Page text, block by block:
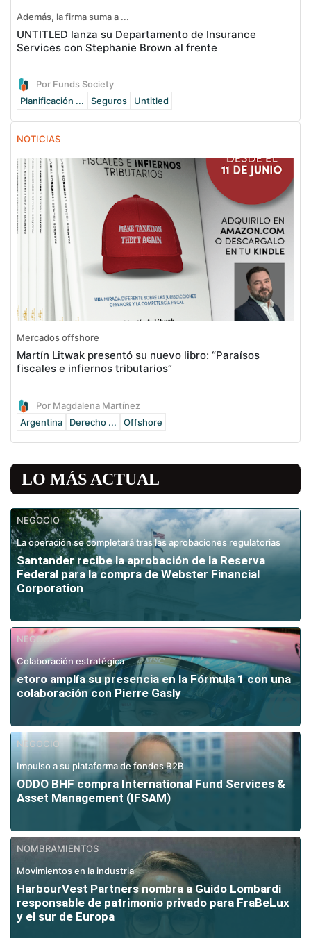
Además, la firma suma a ...
UNTITLED lanza su Departamento de Insurance
Services con Stephanie Brown al frente
Por Funds Society
Planificación ...
Seguros Untitled
NOTICIAS
Mercados offshore
Martín Litwak presentó su nuevo libro: “Paraísos
fiscales e infiernos tributarios”
Por Magdalena Martínez
Argentina
Derecho ... Offshore
LO MÁS ACTUAL
NEGOCIO
La operación se completará tras las aprobaciones regulatorias
Santander recibe la aprobación de la Reserva
Federal para la compra de Webster Financial
Corporation
NEGOCIO
Colaboración estratégica
etoro amplía su presencia en la Fórmula 1 con una
colaboración con Pierre Gasly
NEGOCIO
Impulso a su plataforma de fondos B2B
ODDO BHF compra International Fund Services &
Asset Management (IFSAM)
NOMBRAMIENTOS
Movimientos en la industria
HarbourVest Partners nombra a Guido Lombardi
responsable de patrimonio privado para FraBeLux
y el sur de Europa